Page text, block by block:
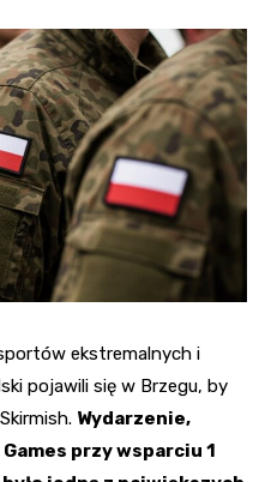
ekstremalnych i
pojawili się w Brzegu, by
Wydarzenie,
przy wsparciu 1